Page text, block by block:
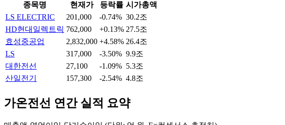
종목명 현재가 등락률 시가총액
LS ELECTRIC
201,000 -0.74% 30.2조
HD현대일렉트릭 762,000 +0.13% 27.5조
효성중공업
2,832,000 +4.58% 26.4조
LS
317,000 -3.50% 9.9조
대한전선
27,100 -1.09% 5.3조
산일전기
157,300 -2.54% 4.8조
가온전선 연간 실적 요약